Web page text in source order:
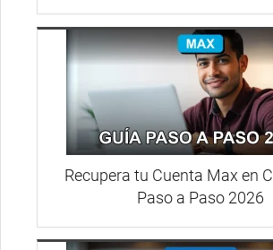
Recupera tu Cuenta Max en
Paso a Paso 2026